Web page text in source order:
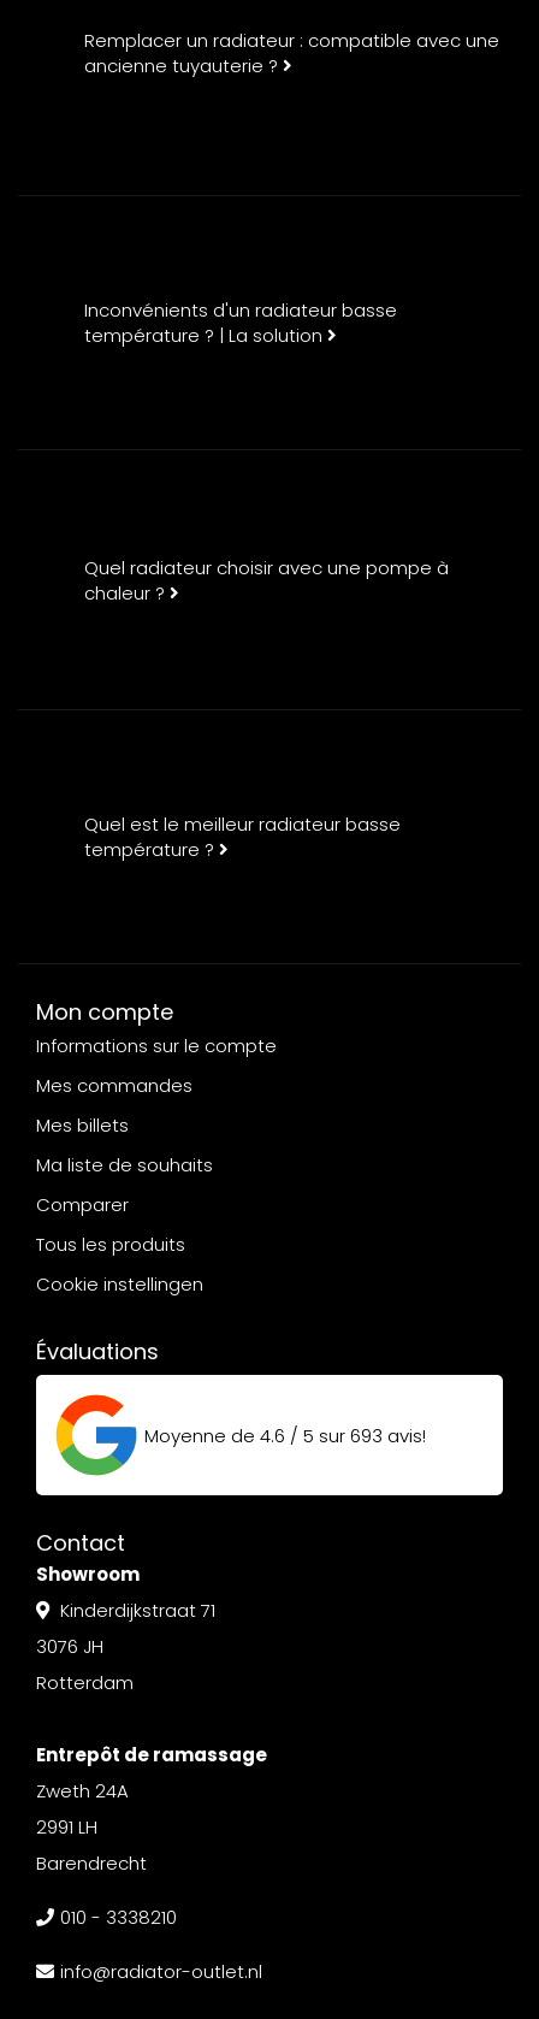
Remplacer un radiateur : compatible avec une
ancienne tuyauterie ?
Inconvénients d'un radiateur basse
température ? | La solution
Quel radiateur choisir avec une pompe à
chaleur ?
Quel est le meilleur radiateur basse
température ?
Mon compte
Informations sur le compte
Mes commandes
Mes billets
Ma liste de souhaits
Comparer
Tous les produits
Cookie instellingen
Évaluations
Moyenne de 4.6 / 5 sur693 avis!
Contact
Showroom
Kinderdijkstraat 71
3076 JH
Rotterdam
Entrepôt de ramassage
Zweth 24A
2991 LH
Barendrecht
010 - 3338210
info@radiator-outlet.nl